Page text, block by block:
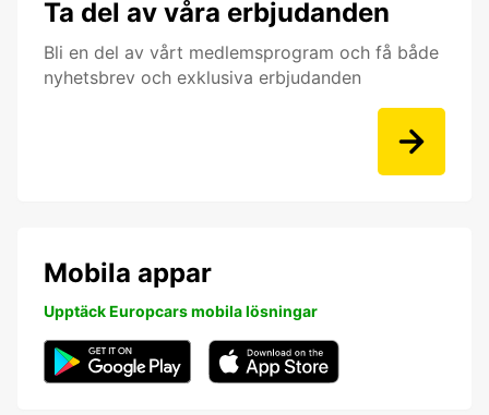
Ta del av våra erbjudanden
Bli en del av vårt medlemsprogram och få både
nyhetsbrev och exklusiva erbjudanden
Mobila appar
Upptäck Europcars mobila lösningar